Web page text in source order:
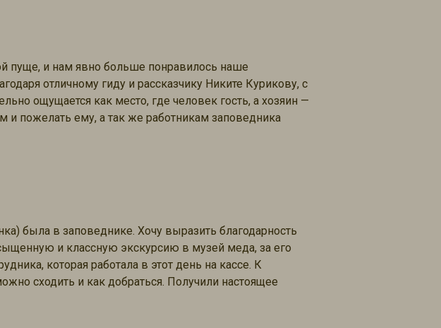
пуще, и нам явно больше понравилось наше
отличному гиду и рассказчику Никите Курикову, с
ощущается как место, где человек гость, а хозяин —
и пожелать ему, а так же работникам заповедника
была в заповеднике. Хочу выразить благодарность
и классную экскурсию в музей меда, за его
которая работала в этот день на кассе. К
сходить и как добраться. Получили настоящее